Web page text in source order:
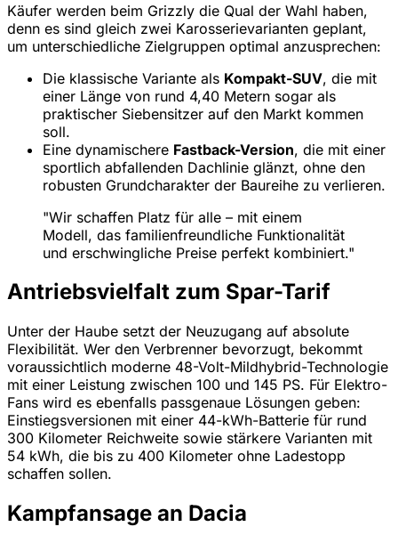
Käufer werden beim Grizzly die Qual der Wahl haben,
denn es sind gleich zwei Karosserievarianten geplant,
um unterschiedliche Zielgruppen optimal anzusprechen:
Die klassische Variante als Kompakt-SUV, die mit
einer Länge von rund 4,40 Metern sogar als
praktischer Siebensitzer auf den Markt kommen
soll.
Eine dynamischere Fastback-Version, die mit einer
sportlich abfallenden Dachlinie glänzt, ohne den
robusten Grundcharakter der Baureihe zu verlieren.
"Wir schaffen Platz für alle – mit einem
Modell, das familienfreundliche Funktionalität
und erschwingliche Preise perfekt kombiniert."
Antriebsvielfalt zum Spar-Tarif
Unter der Haube setzt der Neuzugang auf absolute
Flexibilität. Wer den Verbrenner bevorzugt, bekommt
voraussichtlich moderne 48-Volt-Mildhybrid-Technologie
mit einer Leistung zwischen 100 und 145 PS. Für Elektro-
Fans wird es ebenfalls passgenaue Lösungen geben:
Einstiegsversionen mit einer 44-kWh-Batterie für rund
300 Kilometer Reichweite sowie stärkere Varianten mit
54 kWh, die bis zu 400 Kilometer ohne Ladestopp
schaffen sollen.
Kampfansage an Dacia